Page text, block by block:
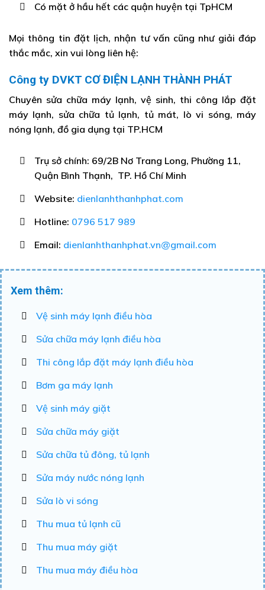
Có mặt ở hầu hết các quận huyện tại TpHCM
Mọi thông tin đặt lịch, nhận tư vấn cũng như giải đáp
thắc mắc, xin vui lòng liên hệ:
Công ty DVKT CƠ ĐIỆN LẠNH THÀNH PHÁT
Chuyên sửa chữa máy lạnh, vệ sinh, thi công lắp đặt
máy lạnh, sửa chữa tủ lạnh, tủ mát, lò vi sóng, máy
nóng lạnh, đồ gia dụng tại TP.HCM
Trụ sở chính: 69/2B Nơ Trang Long, Phường 11,
Quận Bình Thạnh, TP. Hồ Chí Minh
Website: dienlanhthanhphat.com
Hotline: 0796 517 989
Email: dienlanhthanhphat.vn@gmail.com
Xem thêm:
Vệ sinh máy lạnh điều hòa
Sửa chữa máy lạnh điều hòa
Thi công lắp đặt máy lạnh điều hòa
Bơm ga máy lạnh
Vệ sinh máy giặt
Sửa chữa máy giặt
Sửa chữa tủ đông, tủ lạnh
Sửa máy nước nóng lạnh
Sửa lò vi sóng
Thu mua tủ lạnh cũ
Thu mua máy giặt
Thu mua máy điều hòa